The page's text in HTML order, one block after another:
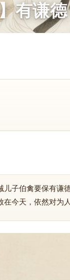
有谦
儿子伯禽要保有谦
今天，依然对为